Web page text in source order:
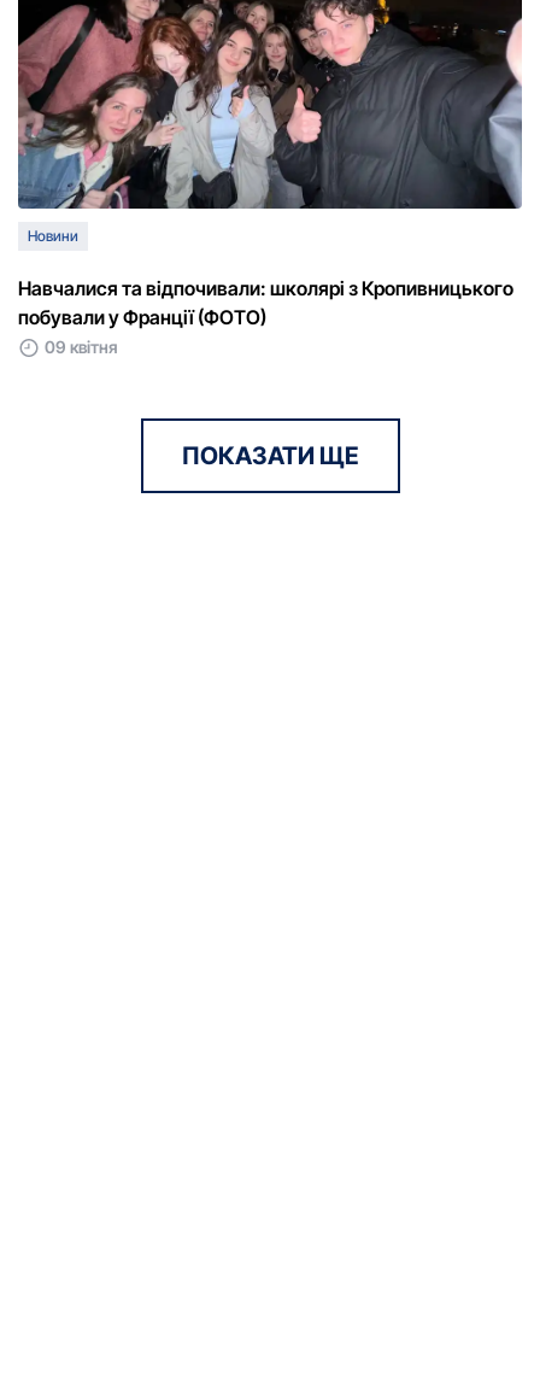
Новини
Навчалися та відпочивали: школярі з Кропивницького
побували у Франції (ФОТО)
09 квітня
ПОКАЗАТИ ЩЕ